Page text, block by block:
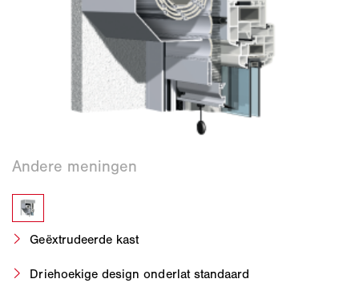
Geëxtrudeerde kast
Driehoekige design onderlat standaard